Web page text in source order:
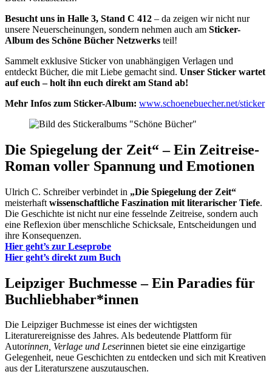
Besucht uns in Halle 3, Stand C 412 – da zeigen wir nicht nur
unsere Neuerscheinungen, sondern nehmen auch am Sticker-
Album des Schöne Bücher Netzwerks teil!
Sammelt exklusive Sticker von unabhängigen Verlagen und
entdeckt Bücher, die mit Liebe gemacht sind. Unser Sticker wartet
auf euch – holt ihn euch direkt am Stand ab!
Mehr Infos zum Sticker-Album: www.schoenebuecher.net/sticker
Die Spiegelung der Zeit“ – Ein Zeitreise-
Roman voller Spannung und Emotionen
Ulrich C. Schreiber verbindet in „Die Spiegelung der Zeit“
meisterhaft wissenschaftliche Faszination mit literarischer Tiefe.
Die Geschichte ist nicht nur eine fesselnde Zeitreise, sondern auch
eine Reflexion über menschliche Schicksale, Entscheidungen und
ihre Konsequenzen.
Hier geht’s zur Leseprobe
Hier geht’s direkt zum Buch
Leipziger Buchmesse – Ein Paradies für
Buchliebhaber*innen
Die Leipziger Buchmesse ist eines der wichtigsten
Literaturereignisse des Jahres. Als bedeutende Plattform für
Autorinnen, Verlage und Leserinnen bietet sie eine einzigartige
Gelegenheit, neue Geschichten zu entdecken und sich mit Kreativen
aus der Literaturszene auszutauschen.